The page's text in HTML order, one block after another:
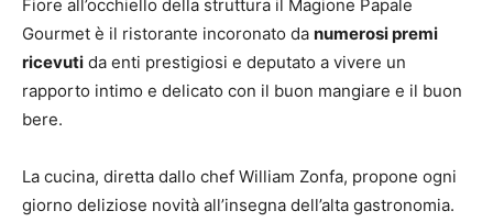
Fiore all’occhiello della struttura il Magione Papale
Gourmet è il ristorante incoronato da numerosi premi
ricevuti da enti prestigiosi e deputato a vivere un
rapporto intimo e delicato con il buon mangiare e il buon
bere.
La cucina, diretta dallo chef William Zonfa, propone ogni
giorno deliziose novità all’insegna dell’alta gastronomia.